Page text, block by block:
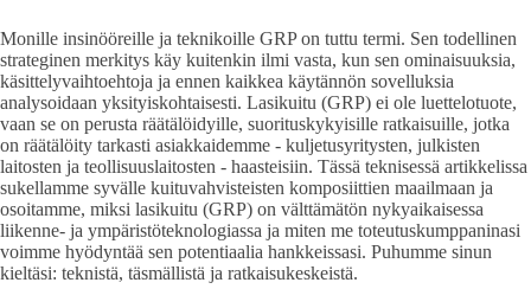
Monille insinööreille ja teknikoille GRP on tuttu termi. Sen todellinen
strateginen merkitys käy kuitenkin ilmi vasta, kun sen ominaisuuksia,
käsittelyvaihtoehtoja ja ennen kaikkea käytännön sovelluksia
analysoidaan yksityiskohtaisesti. Lasikuitu (GRP) ei ole luettelotuote,
vaan se on perusta räätälöidyille, suorituskykyisille ratkaisuille, jotka
on räätälöity tarkasti asiakkaidemme - kuljetusyritysten, julkisten
laitosten ja teollisuuslaitosten - haasteisiin. Tässä teknisessä artikkelissa
sukellamme syvälle kuituvahvisteisten komposiittien maailmaan ja
osoitamme, miksi lasikuitu (GRP) on välttämätön nykyaikaisessa
liikenne- ja ympäristöteknologiassa ja miten me toteutuskumppaninasi
voimme hyödyntää sen potentiaalia hankkeissasi. Puhumme sinun
kieltäsi: teknistä, täsmällistä ja ratkaisukeskeistä.